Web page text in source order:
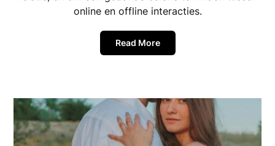
online en offline interacties.
Read More